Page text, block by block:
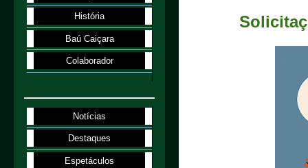
História
Baú Caiçara
Colaborador
Notícias
Destaques
Espetáculos